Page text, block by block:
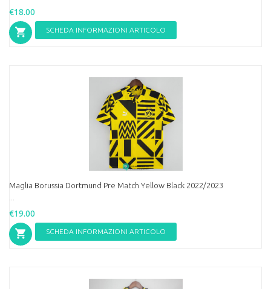
€18.00
SCHEDA INFORMAZIONI ARTICOLO
Maglia Borussia Dortmund Pre Match Yellow Black 2022/2023
€19.00
SCHEDA INFORMAZIONI ARTICOLO